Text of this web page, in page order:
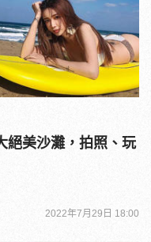
絕美沙灘，拍照、玩
2022年7月29日 18:00